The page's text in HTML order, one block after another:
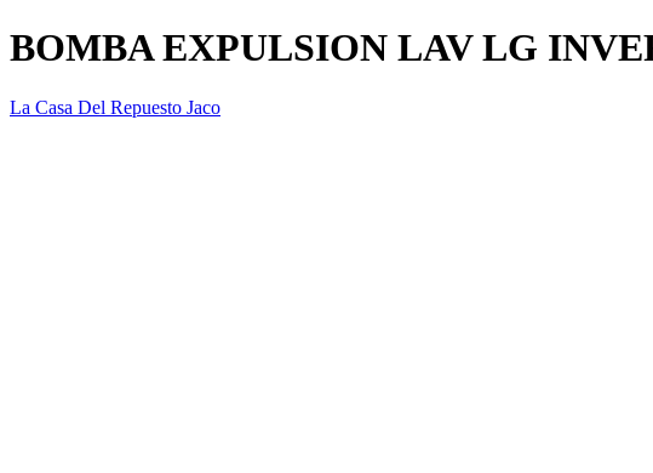
BOMBA EXPULSION LAV LG
La Casa Del Repuesto Jaco